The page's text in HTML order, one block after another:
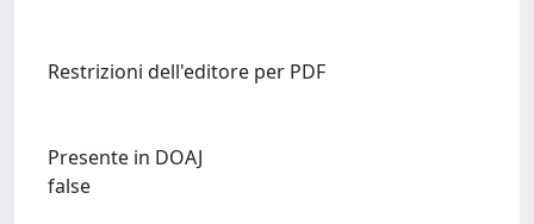
Restrizioni dell'editore per PDF
Presente in DOAJ